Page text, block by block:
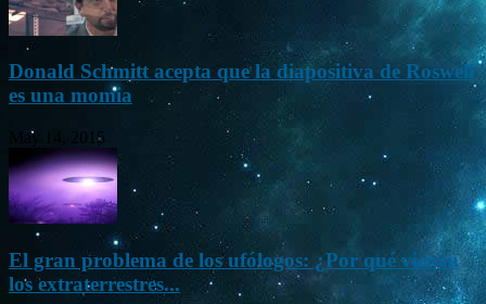
Donald Schmitt acepta que la diapositiva de Roswell
es una momia
May 14, 2015
El gran problema de los ufólogos: ¿Por qué vienen
los extraterrestres...